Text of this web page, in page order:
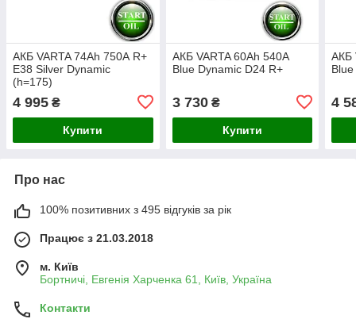
АКБ VARTA 74Ah 750А R+
E38 Silver Dynamic
(h=175)
4 995 ₴
Купити
АКБ VARTA 60Ah 540A
Blue Dynamic D24 R+
3 730₴
Купити
АКБ
4
Про нас
100% позитивних з 495 відгуків за рік
Працює з 21.03.2018
м. Київ
Бортничі, Евгенія Харченка 61, Київ, Україна
Контакти